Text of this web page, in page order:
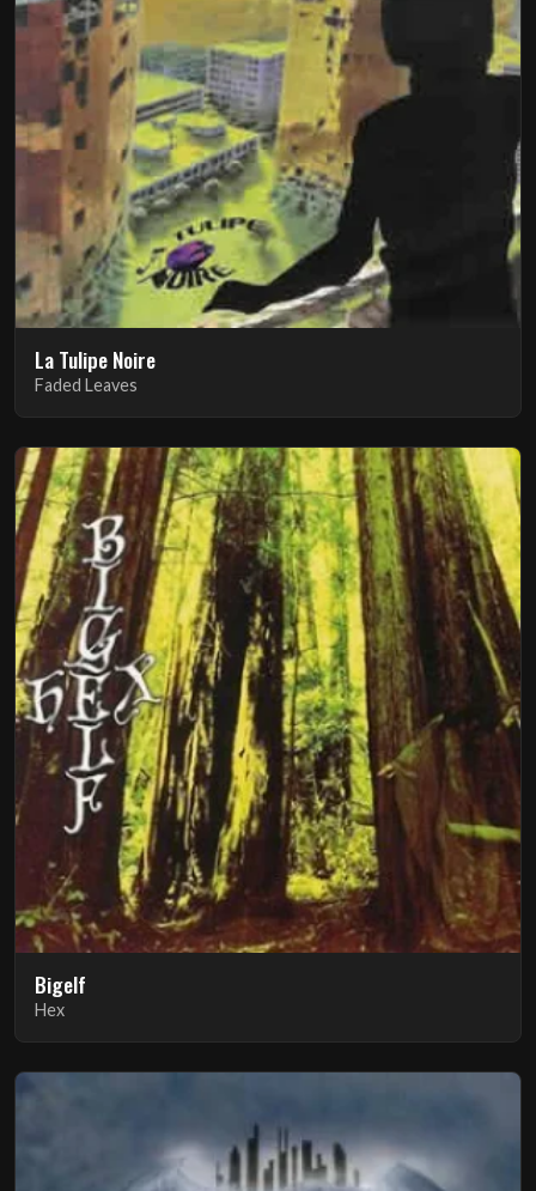
La Tulipe Noire
Faded Leaves
Bigelf
Hex